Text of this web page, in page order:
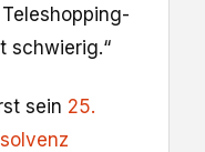
schwierig.“
sein 25.